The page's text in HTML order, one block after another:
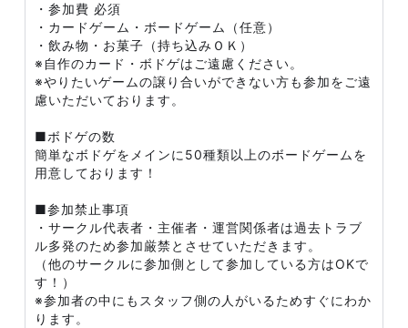
・参加費 必須
・カードゲーム・ボードゲーム（任意）
・飲み物・お菓子（持ち込みＯＫ）
※自作のカード・ボドゲはご遠慮ください。
※やりたいゲームの譲り合いができない方も参加をご遠
慮いただいております。
■ボドゲの数
簡単なボドゲをメインに50種類以上のボードゲームを
用意しております！
■参加禁止事項
・サークル代表者・主催者・運営関係者は過去トラブ
ル多発のため参加厳禁とさせていただきます。
（他のサークルに参加側として参加している方はOKで
す！）
※参加者の中にもスタッフ側の人がいるためすぐにわか
ります。